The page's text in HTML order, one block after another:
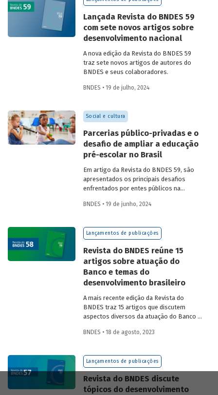
Lançada Revista do BNDES 59
com sete novos artigos sobre
desenvolvimento nacional
A nova edição da Revista do BNDES 59
traz sete novos artigos de autores do
BNDES e seus colaboradores.
BNDES • 19 de julho, 2024
Social e cultura
Parcerias público-privadas e o
desafio de ampliar a educação
pré-escolar no Brasil
Em artigo da Revista do BNDES 59, são
apresentados os principais desafios
enfrentados por entes públicos na
como aprendizados e possíveis soluções
na experiência das equipes do BNDES.
BNDES • 19 de junho, 2024
Lançamentos de publicações
Revista do BNDES reúne 15
artigos sobre atuação do
Banco e temas do
desenvolvimento brasileiro
A mais recente edição da Revista do
BNDES traz 15 artigos que discutem
aspectos diversos da atuação do Banco e
nacional.
BNDES • 18 de agosto, 2023
Lançamentos de publicações
Revista do BNDES discute
tópicos do desenvolvimento